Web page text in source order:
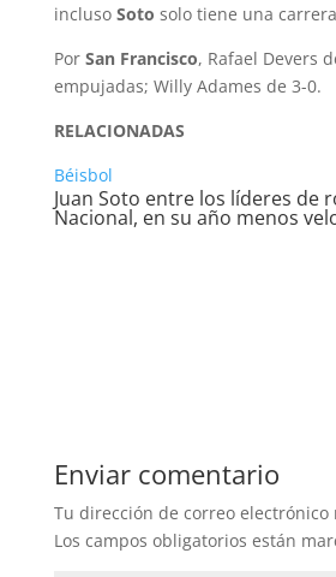
incluso Soto solo tiene una
Por San Francisco, Rafael Devers
empujadas; Willy Adames de 3-0.
RELACIONADAS
Béisbol
Juan Soto entre los líderes de
Nacional, en su año menos
Enviar comentario
Tu dirección de correo electrónico
Los campos obligatorios están